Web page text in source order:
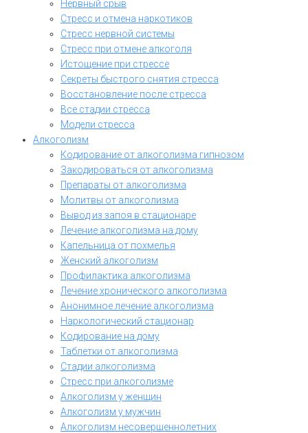
Нервный срыв
Стресс и отмена наркотиков
Стресс нервной системы
Стресс при отмене алкоголя
Истощение при стрессе
Секреты быстрого снятия стресса
Восстановление после стресса
Все стадии стресса
Модели стресса
Алкоголизм
Кодирование от алкоголизма гипнозом
Закодироваться от алкоголизма
Препараты от алкоголизма
Молитвы от алкоголизма
Вывод из запоя в стационаре
Лечение алкоголизма на дому
Капельница от похмелья
Женский алкоголизм
Профилактика алкоголизма
Лечение хронического алкоголизма
Анонимное лечение алкоголизма
Наркологический стационар
Кодирование на дому
Таблетки от алкоголизма
Стадии алкоголизма
Стресс при алкоголизме
Алкоголизм у женщин
Алкоголизм у мужчин
Алкоголизм несовершеннолетних